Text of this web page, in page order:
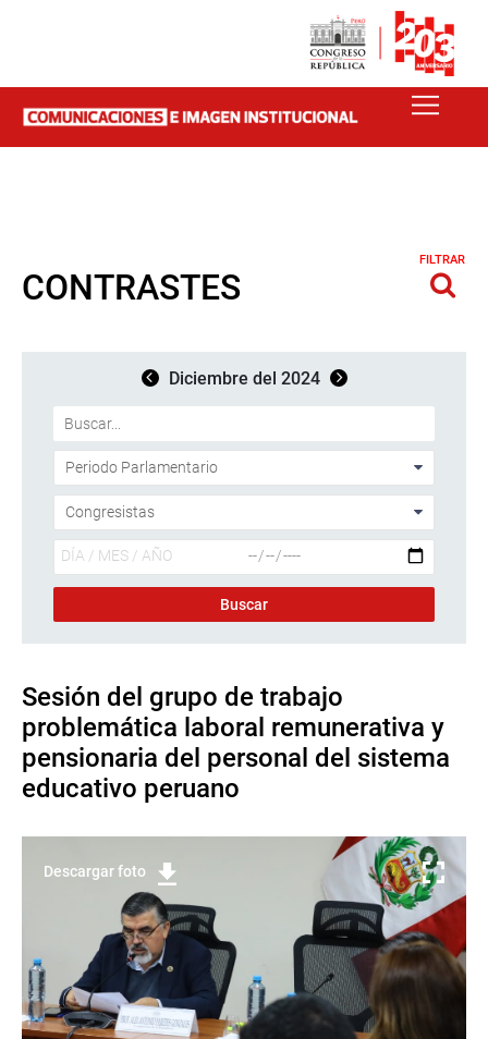
CONTRASTES
FILTRAR
Diciembre del 2024
Sesión del grupo de trabajo
problemática laboral remunerativa y
pensionaria del personal del sistema
educativo peruano
Descargar foto